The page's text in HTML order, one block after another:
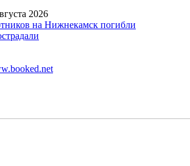
2026
на Нижнекамск погибли